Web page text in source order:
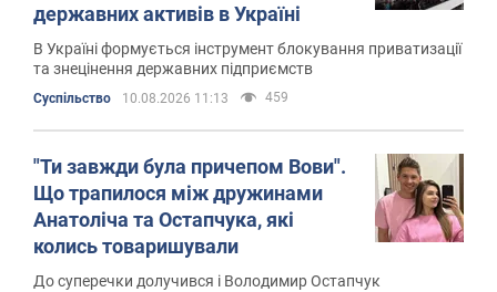
державних активів в Україні
В Україні формується інструмент блокування приватизації
та знецінення державних підприємств
Суспільство 10.08.2026 11:13 459
"Ти завжди була причепом Вови".
Що трапилося між дружинами
Анатоліча та Остапчука, які
колись товаришували
До суперечки долучився і Володимир Остапчук